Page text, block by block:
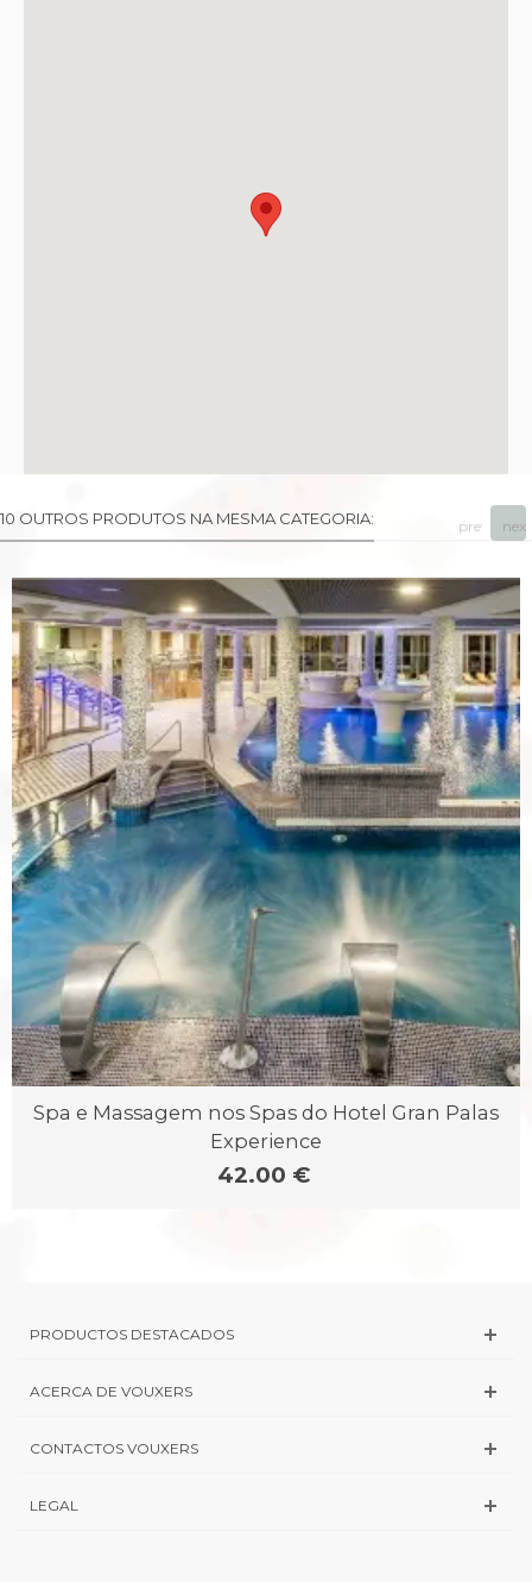
10 OUTROS PRODUTOS NA MESMA CATEGORIA:
Spa e Massagem nos Spas do Hotel Gran Palas
Experience
42.00 €
prev next
PRODUCTOS DESTACADOS
ACERCA DE VOUXERS
CONTACTOS VOUXERS
LEGAL